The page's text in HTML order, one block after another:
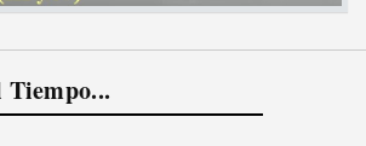
Tiempo...